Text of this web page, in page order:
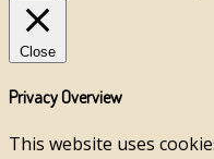
Close
Privacy Overview
This website uses